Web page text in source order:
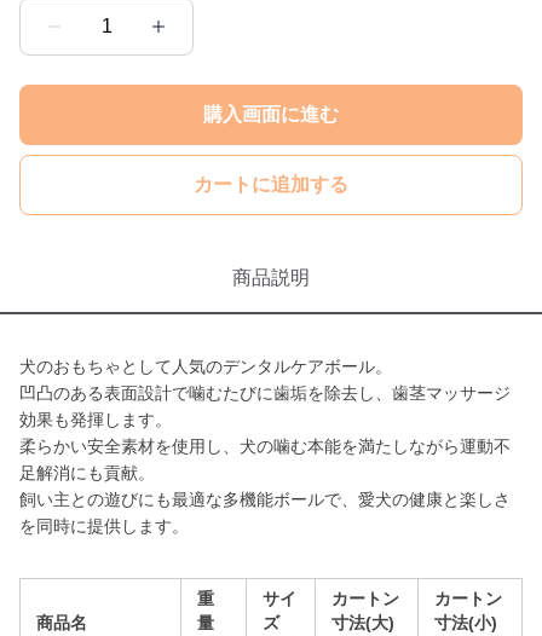
1
購入画面に進む
カートに追加する
商品説明
犬のおもちゃとして人気のデンタルケアボール。
凹凸のある表面設計で噛むたびに歯垢を除去し、歯茎マッサージ
効果も発揮します。
柔らかい安全素材を使用し、犬の噛む本能を満たしながら運動不
足解消にも貢献。
飼い主との遊びにも最適な多機能ボールで、愛犬の健康と楽しさ
を同時に提供します。
商品名
重
量
サイ
ズ
カートン
寸法(大)
カートン
寸法(小)